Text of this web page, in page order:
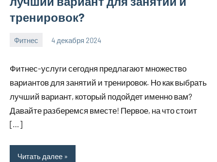
тренировок?
Фитнес 4 декабря 2024
Фитнес-услуги сегодня предлагают множество
вариантов для занятий и тренировок. Но как выбрать
лучший вариант, который подойдет именно вам?
Давайте разберемся вместе! Первое, на что стоит
[…]
Читать далее